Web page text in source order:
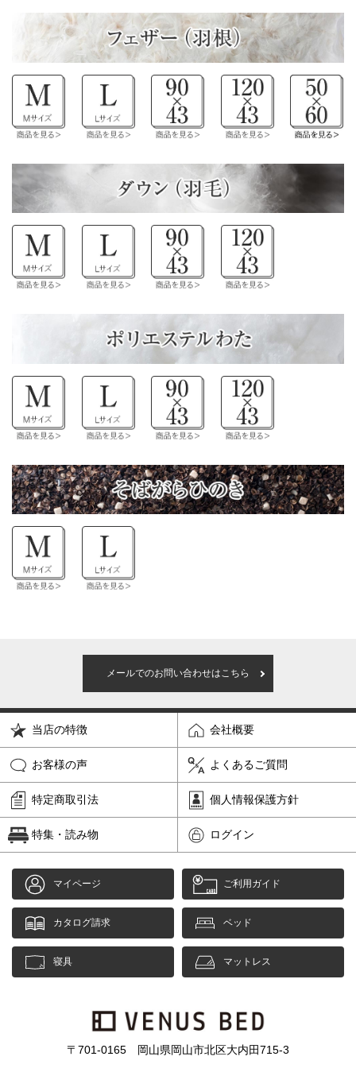
メールでのお問い合わせはこちら
当店の特徴 会社概要
お客様の声 よくあるご質問
特定商取引法 個人情報保護方針
特集・読み物 ログイン
マイページ ご利用ガイド
カタログ請求 ベッド
寝具 マットレス
〒701-0165 岡山県岡山市北区大内田715-3